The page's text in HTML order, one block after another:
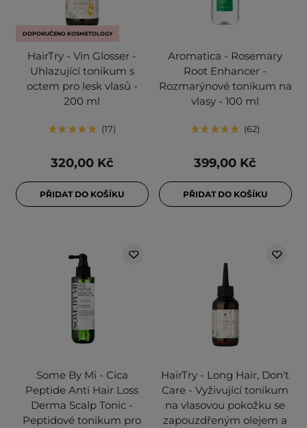
DOPORUČENO KOSMETOLOGY
HairTry - Vin Glosser -
Uhlazující tonikum s
octem pro lesk vlasů -
200 ml
17
320,00 Kč
PŘIDAT DO KOŠÍKU
Aromatica - Rosemary
Root Enhancer -
Rozmarýnové tonikum na
vlasy - 100 ml
62
399,00 Kč
PŘIDAT DO KOŠÍKU
Some By Mi - Cica
Peptide Anti Hair Loss
Derma Scalp Tonic -
Peptidové tonikum pro
HairTry - Long Hair, Don't
Care - Vyživující tonikum
na vlasovou pokožku se
zapouzdřeným olejem a